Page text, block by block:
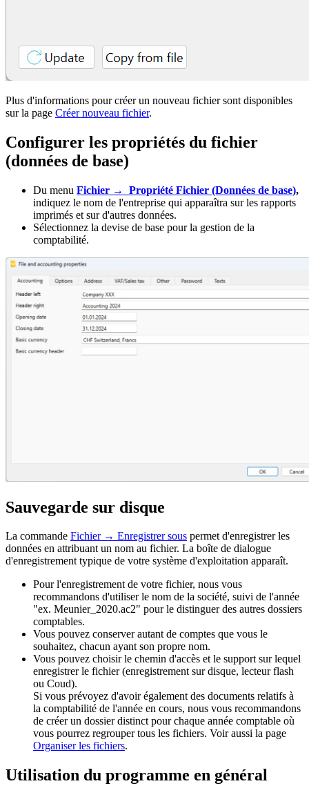
Plus d'informations pour créer un nouveau fichier sont disponibles
sur la page Créer nouveau fichier.
Configurer les propriétés du fichier
(données de base)
Du menu Fichier → Propriété Fichier (Données de base),
indiquez le nom de l'entreprise qui apparaîtra sur les rapports
imprimés et sur d'autres données.
Sélectionnez la devise de base pour la gestion de la
comptabilité.
Sauvegarde sur disque
La commande Fichier → Enregistrer sous permet d'enregistrer les
données en attribuant un nom au fichier. La boîte de dialogue
d'enregistrement typique de votre système d'exploitation apparaît.
Pour l'enregistrement de votre fichier, nous vous
recommandons d'utiliser le nom de la société, suivi de l'année
"ex. Meunier_2020.ac2" pour le distinguer des autres dossiers
comptables.
Vous pouvez conserver autant de comptes que vous le
souhaitez, chacun ayant son propre nom.
Vous pouvez choisir le chemin d'accès et le support sur lequel
enregistrer le fichier (enregistrement sur disque, lecteur flash
ou Coud).
Si vous prévoyez d'avoir également des documents relatifs à
la comptabilité de l'année en cours, nous vous recommandons
de créer un dossier distinct pour chaque année comptable où
vous pourrez regrouper tous les fichiers. Voir aussi la page
Organiser les fichiers.
Utilisation du programme en général